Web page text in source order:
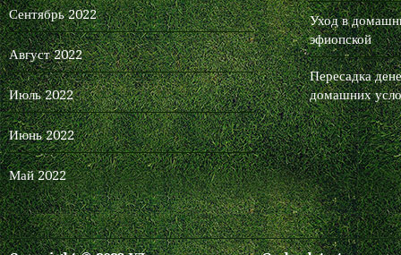
Сентябрь 2022
Август 2022
Июль 2022
Июнь 2022
Май 2022
Уход в
эфиопской
Пересадка
домашних